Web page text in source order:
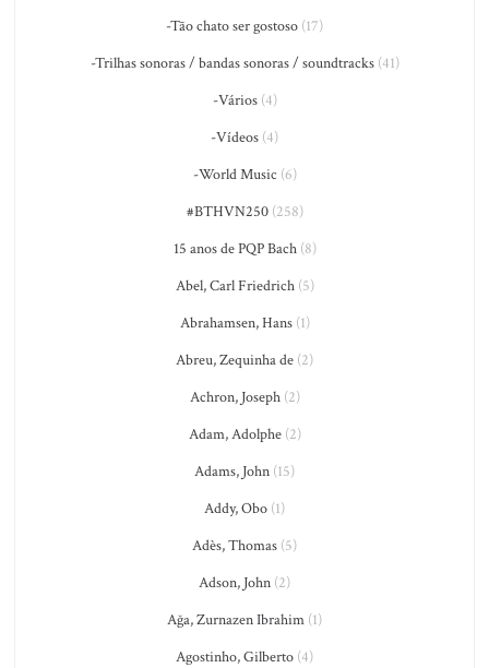
-Tão chato ser gostoso (17)
-Trilhas sonoras / bandas sonoras / soundtracks(41)
-Vários(4)
-Vídeos (4)
-World Music (6)
#BTHVN250(258)
15 anos de PQP Bach(8)
Abel, Carl Friedrich(5)
Abrahamsen, Hans(1)
Abreu, Zequinha de (2)
Achron, Joseph(2)
Adam, Adolphe(2)
Adams, John (15)
Addy, Obo (1)
Adès, Thomas (5)
Adson, John (2)
Ağa, Zurnazen Ibrahim (1)
Agostinho, Gilberto (4)